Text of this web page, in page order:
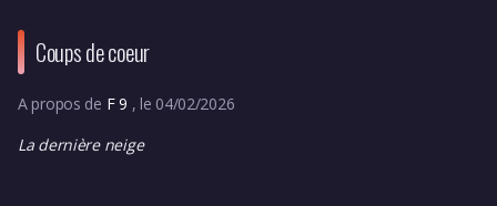
Coups de coeur
A propos de F 9 , le 04/02/2026
La dernière neige